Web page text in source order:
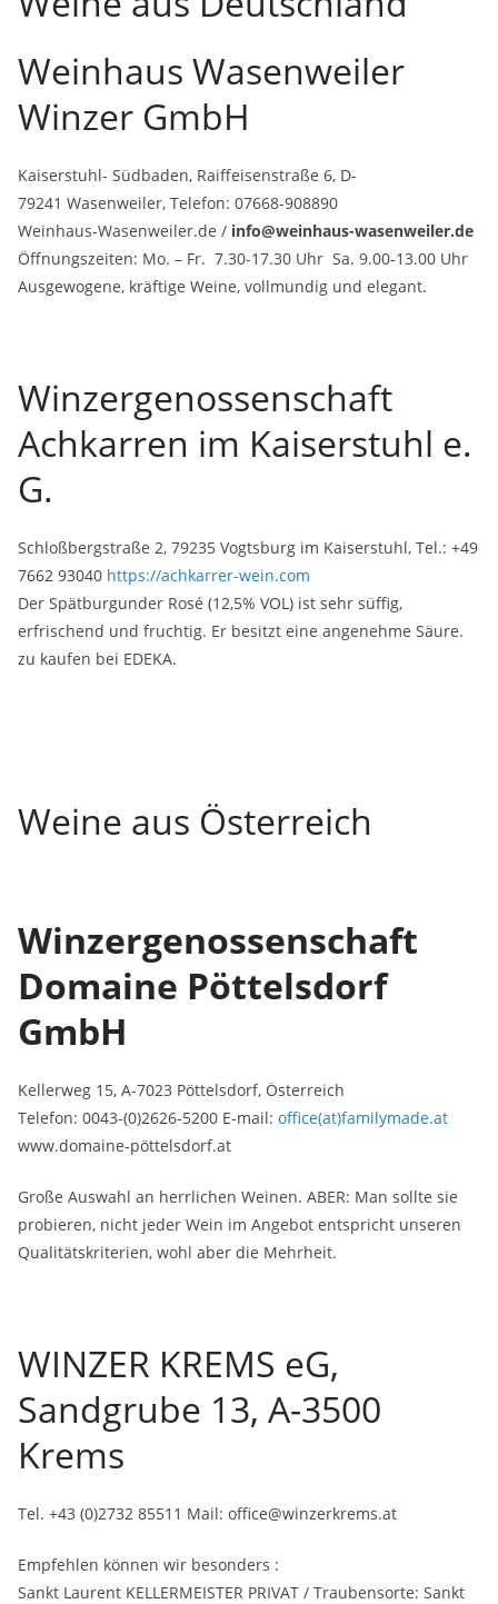
Weinhaus Wasenweiler
Winzer GmbH
Kaiserstuhl- Südbaden, Raiffeisenstraße 6, D-
79241 Wasenweiler, Telefon: 07668-908890
Weinhaus-Wasenweiler.de / info@weinhaus-wasenweiler.de
Öffnungszeiten: Mo. – Fr. 7.30-17.30 Uhr Sa. 9.00-13.00 Uhr
Ausgewogene, kräftige Weine, vollmundig und elegant.
Winzergenossenschaft
Achkarren im Kaiserstuhl e.
G.
Schloßbergstraße 2, 79235 Vogtsburg im Kaiserstuhl, Tel.: +49
7662 93040 https://achkarrer-wein.com
Der Spätburgunder Rosé (12,5% VOL) ist sehr süffig,
erfrischend und fruchtig. Er besitzt eine angenehme Säure.
zu kaufen bei EDEKA.
Weine aus Österreich
Winzergenossenschaft
Domaine Pöttelsdorf
GmbH
Kellerweg 15, A-7023 Pöttelsdorf, Österreich
Telefon: 0043-(0)2626-5200 E-mail: office(at)familymade.at
www.domaine-pöttelsdorf.at
Große Auswahl an herrlichen Weinen. ABER: Man sollte sie
probieren, nicht jeder Wein im Angebot entspricht unseren
Qualitätskriterien, wohl aber die Mehrheit.
WINZER KREMS eG,
Sandgrube 13, A-3500
Krems
Tel. +43 (0)2732 85511 Mail: office@winzerkrems.at
Empfehlen können wir besonders :
Sankt Laurent KELLERMEISTER PRIVAT / Traubensorte: Sankt